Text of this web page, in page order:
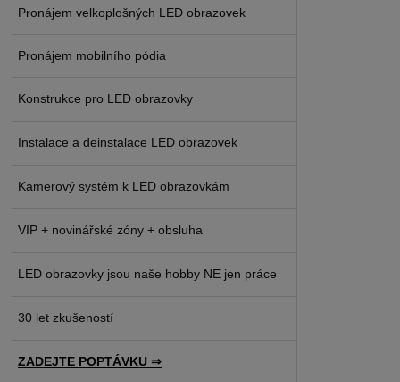
Pronájem velkoplošných LED obrazovek
Pronájem mobilního pódia
Konstrukce pro LED obrazovky
Instalace a deinstalace LED obrazovek
Kamerový systém k LED obrazovkám
VIP + novinářské zóny + obsluha
LED obrazovky jsou naše hobby NE jen práce
30 let zkušeností
ZADEJTE POPTÁVKU ⇒